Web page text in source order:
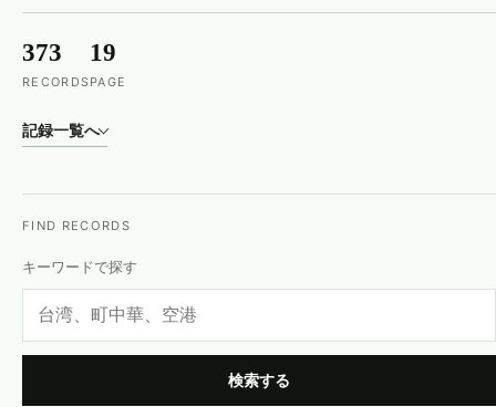
373
RECORDS
19
PAGE
記録一覧へ
FIND RECORDS
キーワードで探す
検索する